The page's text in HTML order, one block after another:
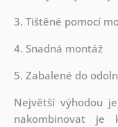
3. Tištěné pomocí
4. Snadná montáž
5. Zabalené do
Největší výhodou
nakombinovat